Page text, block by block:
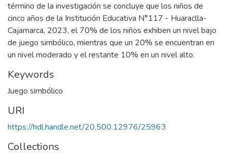
término de la investigación se concluye que los niños de
cinco años de la Institución Educativa N°117 - Huaraclla-
Cajamarca, 2023, el 70% de los niños exhiben un nivel bajo
de juego simbólico, mientras que un 20% se encuentran en
un nivel moderado y el restante 10% en un nivel alto.
Keywords
Juego simbólico
URI
https://hdl.handle.net/20.500.12976/25963
Collections